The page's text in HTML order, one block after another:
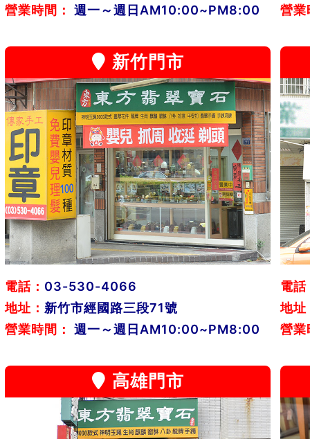
營業時間：
週一～週日AM10:00~PM8:00
營業
新竹門市
電話： 03-530-4066
地址： 新竹市經國路三段71號
營業時間：
週一～週日AM10:00~PM8:00
電話
地址
營業
高雄門市